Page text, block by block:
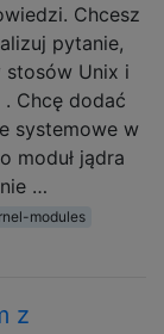
Chcesz
pytanie,
stosów Unix i
Chcę dodać
systemowe w
moduł jądra
…
modules
z